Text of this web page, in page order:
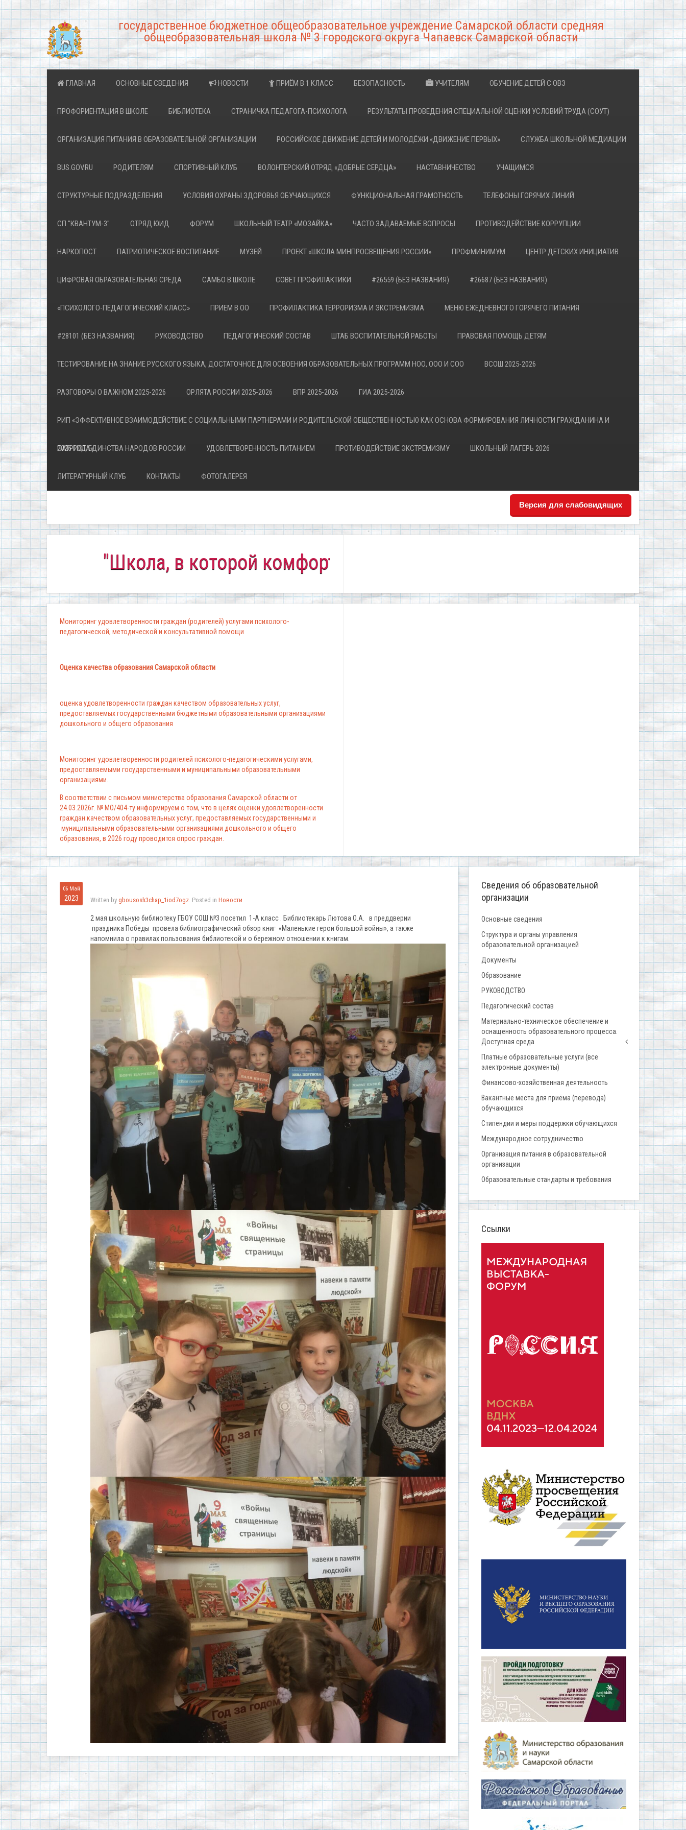
государственное бюджетное общеобразовательное учреждение Самарской области средняя
общеобразовательная школа № 3 городского округа Чапаевск Самарской области
ГЛАВНАЯ ОСНОВНЫЕ СВЕДЕНИЯ НОВОСТИ ПРИЁМ В 1 КЛАСС БЕЗОПАСНОСТЬ УЧИТЕЛЯМ ОБУЧЕНИЕ ДЕТЕЙ С ОВЗ
ПРОФОРИЕНТАЦИЯ В ШКОЛЕ БИБЛИОТЕКА СТРАНИЧКА ПЕДАГОГА-ПСИХОЛОГА РЕЗУЛЬТАТЫ ПРОВЕДЕНИЯ СПЕЦИАЛЬНОЙ ОЦЕНКИ УСЛОВИЙ ТРУДА (СОУТ)
ОРГАНИЗАЦИЯ ПИТАНИЯ В ОБРАЗОВАТЕЛЬНОЙ ОРГАНИЗАЦИИ РОССИЙСКОЕ ДВИЖЕНИЕ ДЕТЕЙ И МОЛОДЁЖИ «ДВИЖЕНИЕ ПЕРВЫХ» СЛУЖБА ШКОЛЬНОЙ МЕДИАЦИИ
BUS.GOV.RU РОДИТЕЛЯМ СПОРТИВНЫЙ КЛУБ ВОЛОНТЕРСКИЙ ОТРЯД «ДОБРЫЕ СЕРДЦА» НАСТАВНИЧЕСТВО УЧАЩИМСЯ
СТРУКТУРНЫЕ ПОДРАЗДЕЛЕНИЯ УСЛОВИЯ ОХРАНЫ ЗДОРОВЬЯ ОБУЧАЮЩИХСЯ ФУНКЦИОНАЛЬНАЯ ГРАМОТНОСТЬ ТЕЛЕФОНЫ ГОРЯЧИХ ЛИНИЙ
СП "КВАНТУМ-3" ОТРЯД ЮИД ФОРУМ ШКОЛЬНЫЙ ТЕАТР «МОЗАЙКА» ЧАСТО ЗАДАВАЕМЫЕ ВОПРОСЫ ПРОТИВОДЕЙСТВИЕ КОРРУПЦИИ
НАРКОПОСТ ПАТРИОТИЧЕСКОЕ ВОСПИТАНИЕ МУЗЕЙ ПРОЕКТ «ШКОЛА МИНПРОСВЕЩЕНИЯ РОССИИ» ПРОФМИНИМУМ ЦЕНТР ДЕТСКИХ ИНИЦИАТИВ
ЦИФРОВАЯ ОБРАЗОВАТЕЛЬНАЯ СРЕДА САМБО В ШКОЛЕ СОВЕТ ПРОФИЛАКТИКИ #26559 (БЕЗ НАЗВАНИЯ) #26687 (БЕЗ НАЗВАНИЯ)
«ПСИХОЛОГО-ПЕДАГОГИЧЕСКИЙ КЛАСС» ПРИЕМ В ОО ПРОФИЛАКТИКА ТЕРРОРИЗМА И ЭКСТРЕМИЗМА МЕНЮ ЕЖЕДНЕВНОГО ГОРЯЧЕГО ПИТАНИЯ
#28101 (БЕЗ НАЗВАНИЯ) РУКОВОДСТВО ПЕДАГОГИЧЕСКИЙ СОСТАВ ШТАБ ВОСПИТАТЕЛЬНОЙ РАБОТЫ ПРАВОВАЯ ПОМОЩЬ ДЕТЯМ
ТЕСТИРОВАНИЕ НА ЗНАНИЕ РУССКОГО ЯЗЫКА, ДОСТАТОЧНОЕ ДЛЯ ОСВОЕНИЯ ОБРАЗОВАТЕЛЬНЫХ ПРОГРАММ НОО, ООО И СОО ВСОШ 2025-2026
РАЗГОВОРЫ О ВАЖНОМ 2025-2026 ОРЛЯТА РОССИИ 2025-2026 ВПР 2025-2026 ГИА 2025-2026
РИП «ЭФФЕКТИВНОЕ ВЗАИМОДЕЙСТВИЕ С СОЦИАЛЬНЫМИ ПАРТНЕРАМИ И РОДИТЕЛЬСКОЙ ОБЩЕСТВЕННОСТЬЮ КАК ОСНОВА ФОРМИРОВАНИЯ ЛИЧНОСТИ ГРАЖДАНИНА И
ПАТРИОТА»
2026 ГОД ЕДИНСТВА НАРОДОВ РОССИИ УДОВЛЕТВОРЕННОСТЬ ПИТАНИЕМ ПРОТИВОДЕЙСТВИЕ ЭКСТРЕМИЗМУ ШКОЛЬНЫЙ ЛАГЕРЬ 2026
ЛИТЕРАТУРНЫЙ КЛУБ КОНТАКТЫ ФОТОГАЛЕРЕЯ
Версия для слабовидящих
"Школа, в которой комфортно всем!"
Мониторинг удовлетворенности граждан (родителей) услугами психолого-
педагогической, методической и консультативной помощи
Оценка качества образования Самарской области
оценка удовлетворенности граждан качеством образовательных услуг,
предоставляемых государственными бюджетными образовательными организациями
дошкольного и общего образования
Мониторинг удовлетворенности родителей психолого-педагогическими услугами,
предоставляемыми государственными и муниципальными образовательными
организациями.
В соответствии с письмом министерства образования Самарской области от
24.03.2026г. № МО/404-ту информируем о том, что в целях оценки удовлетворенности
граждан качеством образовательных услуг, предоставляемых государственными и
муниципальными образовательными организациями дошкольного и общего
образования, в 2026 году проводится опрос граждан.
06 Май
2023 Written by gbousosh3chap_1iod7ogz. Posted in Новости
2 мая школьную библиотеку ГБОУ СОШ №3 посетил 1-А класс . Библиотекарь Лютова О.А. в преддверии
праздника Победы провела библиографический обзор книг «Маленькие герои большой войны», а также
напомнила о правилах пользования библиотекой и о бережном отношении к книгам.
Сведения об образовательной
организации
Основные сведения
Структура и органы управления
образовательной организацией
Документы
Образование
РУКОВОДСТВО
Педагогический состав
Материально-техническое обеспечение и
оснащенность образовательного процесса.
Доступная среда
Платные образовательные услуги (все
электронные документы)
Финансово-хозяйственная деятельность
Вакантные места для приёма (перевода)
обучающихся
Стипендии и меры поддержки обучающихся
Международное сотрудничество
Организация питания в образовательной
организации
Образовательные стандарты и требования
Ссылки